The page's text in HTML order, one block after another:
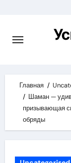
content
Главная
Шаман —
призывающая
обряды